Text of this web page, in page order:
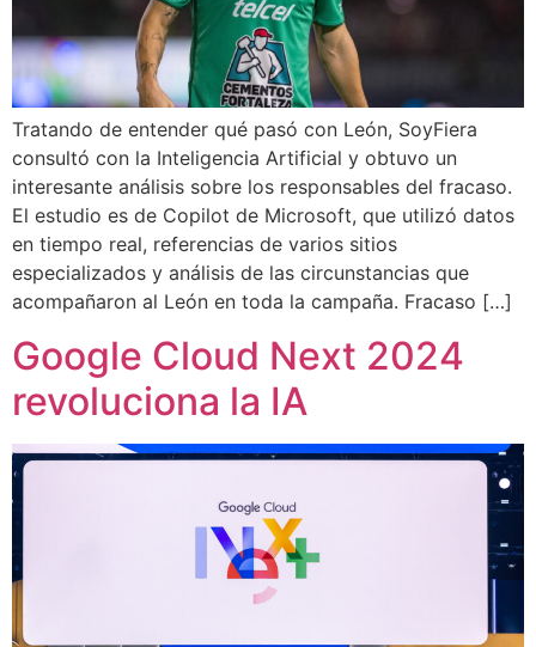
Tratando de entender qué pasó con León, SoyFiera
consultó con la Inteligencia Artificial y obtuvo un
interesante análisis sobre los responsables del fracaso.
El estudio es de Copilot de Microsoft, que utilizó datos
en tiempo real, referencias de varios sitios
especializados y análisis de las circunstancias que
acompañaron al León en toda la campaña. Fracaso […]
Google Cloud Next 2024
revoluciona la IA